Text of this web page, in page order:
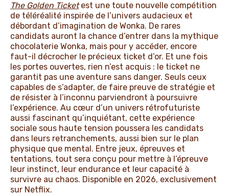
The Golden Ticketest une toute nouvelle compétition
de téléréalité inspirée de l’univers audacieux et
débordant d’imagination de Wonka. De rares
candidats auront la chance d’entrer dans la mythique
chocolaterie Wonka, mais pour y accéder, encore
faut-il décrocher le précieux ticket d’or. Et une fois
les portes ouvertes, rien n’est acquis : le ticket ne
garantit pas une aventure sans danger. Seuls ceux
capables de s’adapter, de faire preuve de stratégie et
de résister à l’inconnu parviendront à poursuivre
l’expérience. Au cœur d’un univers rétrofuturiste
aussi fascinant qu’inquiétant, cette expérience
sociale sous haute tension poussera les candidats
dans leurs retranchements, aussi bien sur le plan
physique que mental. Entre jeux, épreuves et
tentations, tout sera conçu pour mettre à l’épreuve
leur instinct, leur endurance et leur capacité à
survivre au chaos. Disponible en 2026, exclusivement
sur Netflix.